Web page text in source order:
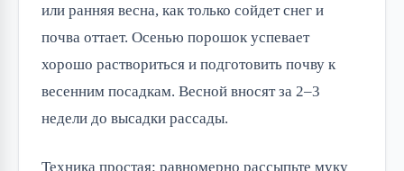
или ранняя весна, как только сойдет снег и
почва оттает. Осенью порошок успевает
хорошо раствориться и подготовить почву к
весенним посадкам. Весной вносят за 2–3
недели до высадки рассады.
Техника простая: равномерно рассыпьте муку